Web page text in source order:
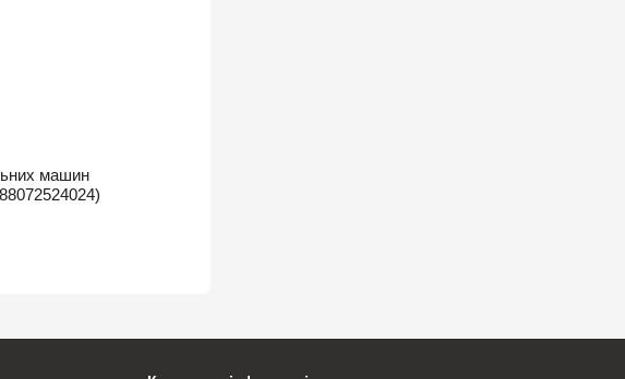
машин